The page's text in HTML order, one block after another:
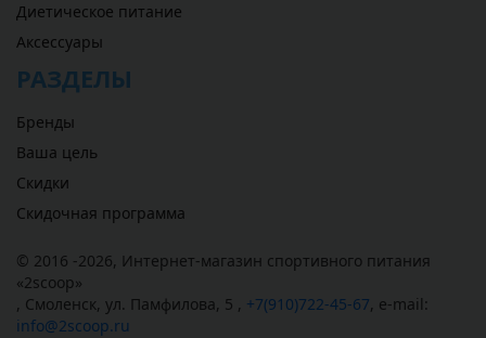
Диетическое питание
Аксессуары
РАЗДЕЛЫ
Бренды
Ваша цель
Скидки
Скидочная программа
© 2016 -2026, Интернет-магазин спортивного питания
«2scoop»
, Смоленск, ул. Памфилова, 5 , +7(910)722-45-67, e-mail:
info@2scoop.ru